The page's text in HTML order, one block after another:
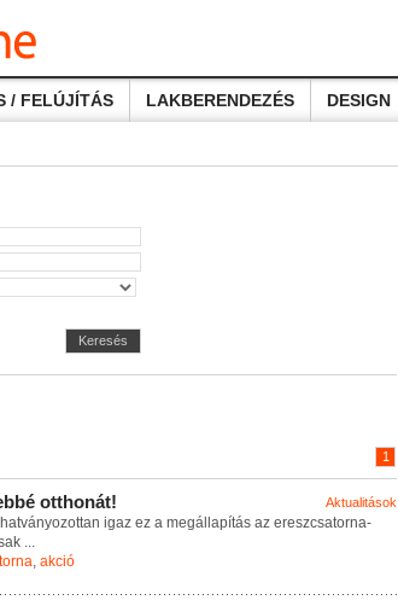
/ FELÚJÍTÁS LAKBERENDEZÉS DESIGN
Keresés
1
Aktualitások
bbé otthonát!
hatványozottan igaz ez a megá apítás az ereszcsatorna-
ak ...
, akció